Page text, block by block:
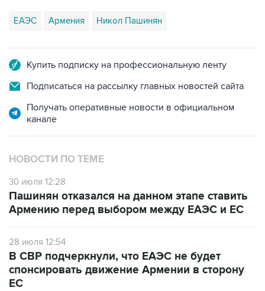
ЕАЭС Армения Никол Пашинян
Купить подписку на профессиональную ленту
Подписаться на рассылку главных новостей сайта
Получать оперативные новости в официальном
канале
НОВОСТИ ПО ТЕМЕ
30 июля 12:28
Пашинян отказался на данном этапе ставить
Армению перед выбором между ЕАЭС и ЕС
28 июля 12:54
В СВР подчеркнули, что ЕАЭС не будет
спонсировать движение Армении в сторону
ЕС